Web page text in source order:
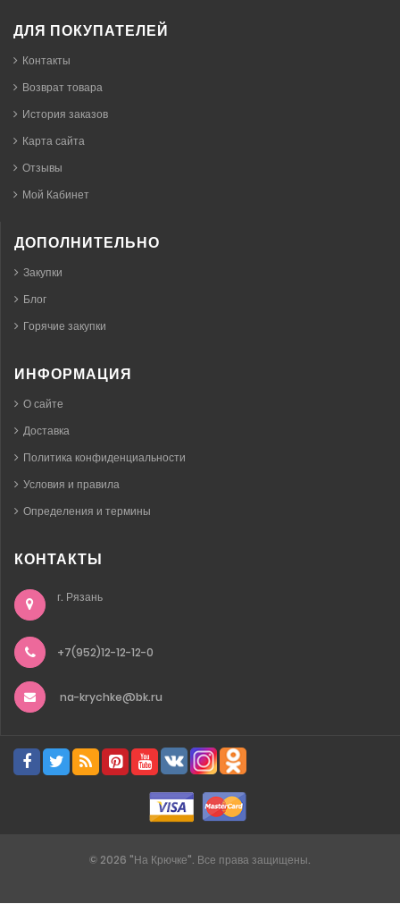
ДЛЯ ПОКУПАТЕЛЕЙ
Контакты
Возврат товара
История заказов
Карта сайта
Отзывы
Мой Кабинет
ДОПОЛНИТЕЛЬНО
Закупки
Блог
Горячие закупки
ИНФОРМАЦИЯ
О сайте
Доставка
Политика конфиденциальности
Условия и правила
Определения и термины
КОНТАКТЫ
г. Рязань
+7(952)12-12-12-0
na-krychke@bk.ru
© 2026 "На Крючке". Все права защищены.